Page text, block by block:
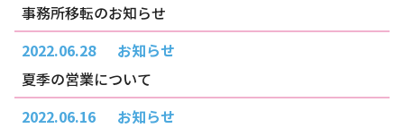
事務所移転のお知らせ
2022.06.28
お知らせ
夏季の営業について
2022.06.16
お知らせ